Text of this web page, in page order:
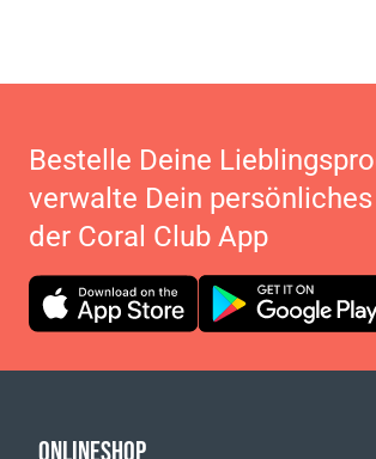
Bestelle Deine
verwalte Dein
der Coral Club App
ONLINESHOP